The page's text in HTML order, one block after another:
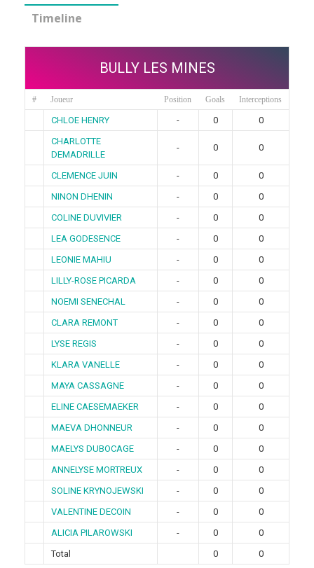
Timeline
BULLY LES MINES
# Joueur Position Goals Interceptions
CHLOE HENRY - 0
0
CHARLOTTE
DEMADRILLE
- 0 0
CLEMENCE JUIN - 0
0
NINON DHENIN
- 0
0
COLINE DUVIVIER
- 0
0
LEA GODESENCE
- 0
0
LEONIE MAHIU
- 0
0
LILLY-ROSE PICARDA
- 0
0
NOEMI SENECHAL
- 0
0
CLARA REMONT
- 0
0
LYSE REGIS
- 0
0
KLARA VANELLE
- 0
0
MAYA CASSAGNE
- 0
0
ELINE CAESEMAEKER
- 0
0
MAEVA DHONNEUR
- 0
0
MAELYS DUBOCAGE
- 0
0
ANNELYSE MORTREUX
- 0
0
SOLINE KRYNOJEWSKI
- 0
0
VALENTINE DECOIN
- 0
0
ALICIA PILAROWSKI
- 0
0
Total
0 0